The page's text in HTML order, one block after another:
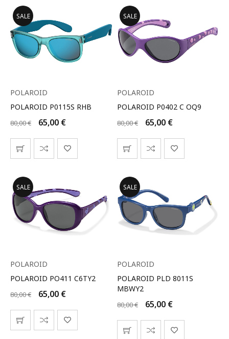
SALE
POLAROID
POLAROID P0115S RHB
80,00€ 65,00 €
SALE
POLAROID
POLAROID P0402 C OQ9
80,00€ 65,00 €
SALE
POLAROID
POLAROID PO411 C6TY2
80,00€ 65,00 €
SALE
POLAROID
POLAROID PLD 8011S
MBWY2
80,00€ 65,00 €